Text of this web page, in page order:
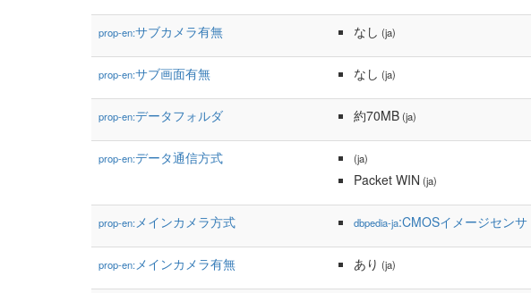
prop-en:サブカメラ有無 なし (ja)
prop-en:サブ画面有無 なし (ja)
prop-en:データフォルダ 約70MB(ja)
prop-en:データ通信方式 (ja)
Packet WIN (ja)
prop-en:メインカメラ方式 dbpedia-ja:CMOSイメージセンサ
prop-en:メインカメラ有無 あり (ja)